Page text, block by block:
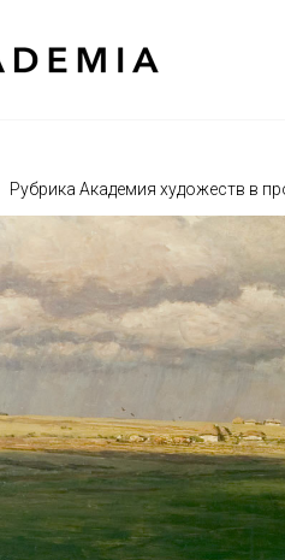
Рубрика Академия художеств в